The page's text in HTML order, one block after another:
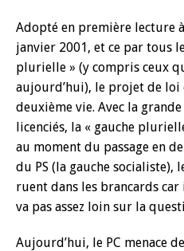
Adopté en première lecture
janvier 2001, et ce par tous
plurielle » (y compris ceux
aujourd’hui), le projet de loi
deuxième vie. Avec la
licenciés, la « gauche
au moment du passage en
du PS (la gauche socialiste),
ruent dans les brancards
va pas assez loin sur la
Aujourd’hui, le PC menace